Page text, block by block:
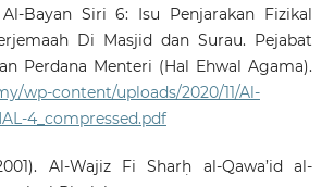
Bayan Siri 6: Isu Penjarakan Fizikal
Di Masjid dan Surau. Pejabat
Perdana Menteri (Hal Ehwal Agama).
wp-content/uploads/2020/11/Al-
4_compressed.pdf
Al-Wajiz Fi Sharḥ al-Qawa’id al-